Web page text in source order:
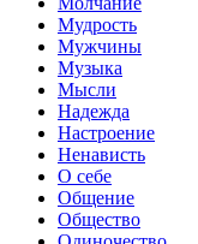
Мудрость
Мужчины
Музыка
Мысли
Надежда
Настроение
Ненависть
О себе
Общение
Общество